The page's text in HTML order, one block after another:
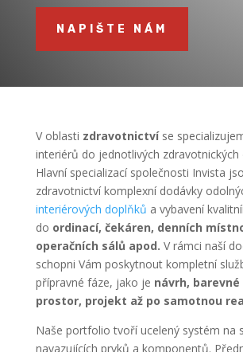
NAPIŠTE NÁM
V oblasti zdravotnictvíse
interiérů do jednotlivých zdravotnických
Hlavní specializací společnosti Invista
zdravotnictví komplexní dodávky
interiérových doplňků a vybavení
do ordinací, čekáren, denních
operačních sálů apod. V rámci naší
schopni Vám poskytnout kompletní
přípravné fáze, jako je návrh, barevné
prostor, projekt až po samotnou
Naše portfolio tvoří ucelený systém na
navazujících prvků a komponentů.